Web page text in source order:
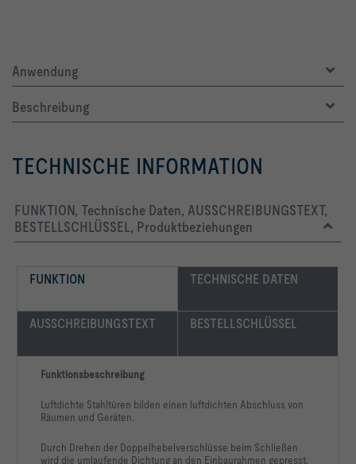
Anwendung
Beschreibung
TECHNISCHE INFORMATION
FUNKTION, Technische Daten, AUSSCHREIBUNGSTEXT,
BESTELLSCHLÜSSEL, Produktbeziehungen
FUNKTION TECHNISCHE DATEN
AUSSCHREIBUNGSTEXT BESTELLSCHLÜSSEL
Funktionsbeschreibung
Luftdichte Stahltüren bilden einen luftdichten Abschluss von
Räumen und Geräten.
Durch Drehen der Doppelhebelverschlüsse beim Schließen
wird die umlaufende Dichtung an den Einbaurahmen gepresst.